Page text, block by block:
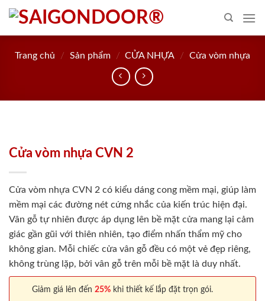
Skip
content
Trang chủ / Sản phẩm / CỬA NHỰA / Cửa vòm nhựa
Cửa vòm nhựa CVN 2
Cửa vòm nhựa CVN 2 có kiểu dáng cong mềm mại, giúp làm
mềm mại các đường nét cứng nhắc của kiến trúc hiện đại.
Vân gỗ tự nhiên được áp dụng lên bề mặt cửa mang lại cảm
giác gần gũi với thiên nhiên, tạo điểm nhấn thẩm mỹ cho
không gian. Mỗi chiếc cửa vân gỗ đều có một vẻ đẹp riêng,
không trùng lặp, bởi vân gỗ trên mỗi bề mặt là duy nhất.
Giảm giá lên đến 25% khi thiết kế lắp đặt trọn gói.